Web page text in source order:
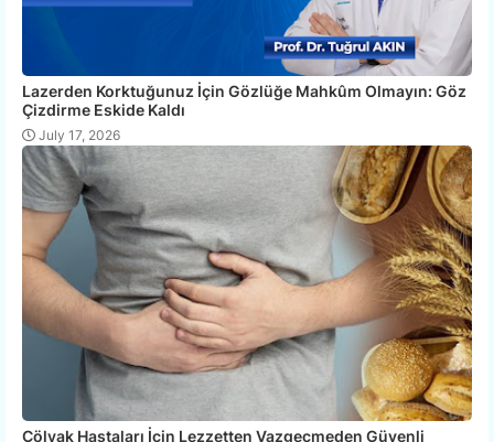
Lazerden Korktuğunuz İçin Gözlüğe Mahkûm Olmayın: Göz
Çizdirme Eskide Kaldı
July 17, 2026
Çölyak Hastaları İçin Lezzetten Vazgeçmeden Güvenli